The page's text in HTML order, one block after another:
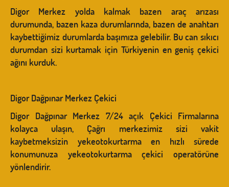
Digor Merkez yolda kalmak bazen araç arızası
durumunda, bazen kaza durumlarında, bazen de anahtarı
kaybettiğimiz durumlarda başımıza gelebilir. Bu can sıkıcı
durumdan sizi kurtamak için Türkiyenin en geniş çekici
ağını kurduk.
Digor Dağpınar Merkez Çekici
Digor Dağpınar Merkez 7/24 açık Çekici Firmalarına
kolayca ulaşın, Çağrı merkezimiz sizi vakit
kaybetmeksizin yekeotokurtarma en hızlı sürede
konumunuza yekeotokurtarma çekici operatörüne
yönlendirir.